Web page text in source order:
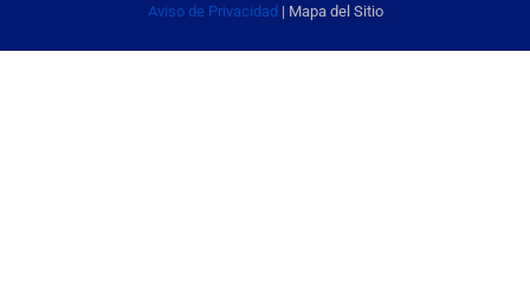
Aviso de Privacidad| Mapa del Sitio